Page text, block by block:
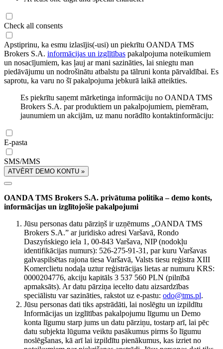
Check all consents
Apstiprinu, ka esmu izlasījis(-usi) un piekrītu OANDA TMS
Brokers S.A. informācijas un izglītības pakalpojuma noteikumiem
un nosacījumiem, kas ļauj ar mani sazināties, lai sniegtu man
piedāvājumu un nodrošinātu atbalstu pa tālruni konta pārvaldībai. Es
saprotu, ka varu no šī pakalpojuma jebkurā laikā atteikties.
Es piekrītu saņemt mārketinga informāciju no OANDA TMS
Brokers S.A. par produktiem un pakalpojumiem, piemēram,
jaunumiem un akcijām, uz manu norādīto kontaktinformāciju:
E-pasta
SMS/MMS
ATVĒRT DEMO KONTU »
OANDA TMS Brokers S.A. privātuma politika – demo konts,
informācijas un izglītojošie pakalpojumi
Jūsu personas datu pārziņš ir uzņēmums „OANDA TMS
Brokers S.A.” ar juridisko adresi Varšavā, Rondo
Daszyńskiego iela 1, 00-843 Varšava, NIP (nodokļu
identifikācijas numurs): 526-275-91-31, par kuru Varšavas
galvaspilsētas rajona tiesa Varšavā, Valsts tiesu reģistra XIII
Komerclietu nodaļa uztur reģistrācijas lietas ar numuru KRS:
0000204776, akciju kapitāls 3 537 560 PLN (pilnībā
apmaksāts). Ar datu pārziņa iecelto datu aizsardzības
speciālistu var sazināties, rakstot uz e-pastu: odo@tms.pl.
Jūsu personas dati tiks apstrādāti, lai noslēgtu un izpildītu
Informācijas un izglītības pakalpojumu līgumu un Demo
konta līgumu starp jums un datu pārziņu, tostarp arī, lai pēc
datu subjekta lūguma veiktu pasākumus pirms šo līgumu
noslēgšanas, kā arī lai izpildītu pienākumus, kas izriet no